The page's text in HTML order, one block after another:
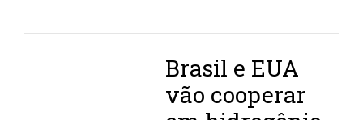
Brasil e EUA
vão cooperar